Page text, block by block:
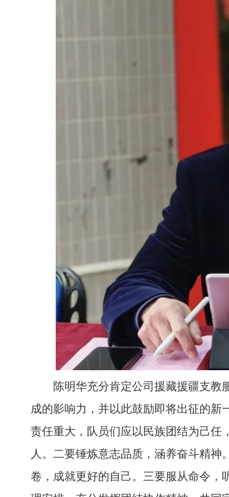
陈明华充分肯定公司援藏援疆支教
成的影响力，并以此鼓励即将出征的新
责任重大，队员们应以民族团结为己任
人。二要锤炼意志品质，涵养奋斗精
卷，成就更好的自己。三要服从命令，